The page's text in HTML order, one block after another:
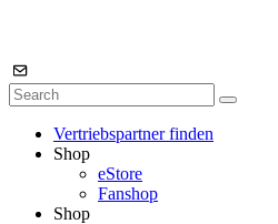
Vertriebspartner finden
Shop
eStore
Fanshop
Shop